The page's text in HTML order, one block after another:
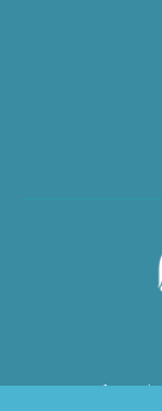
Infarmed